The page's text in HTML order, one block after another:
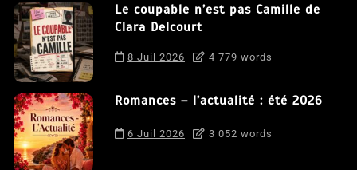
Le coupable n’est pas Camille de
Clara Delcourt
8 Juil 2026 4 779 words
Romances – l’actualité : été 2026
6 Juil 2026 3 052 words